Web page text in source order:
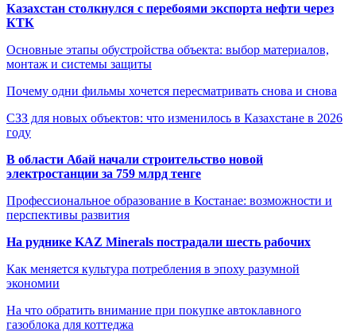
Казахстан столкнулся с перебоями экспорта нефти через
КТК
Основные этапы обустройства объекта: выбор материалов,
монтаж и системы защиты
Почему одни фильмы хочется пересматривать снова и снова
СЗЗ для новых объектов: что изменилось в Казахстане в 2026
году
В области Абай начали строительство новой
электростанции за 759 млрд тенге
Профессиональное образование в Костанае: возможности и
перспективы развития
На руднике KAZ Minerals пострадали шесть рабочих
Как меняется культура потребления в эпоху разумной
экономии
На что обратить внимание при покупке автоклавного
газоблока для коттеджа